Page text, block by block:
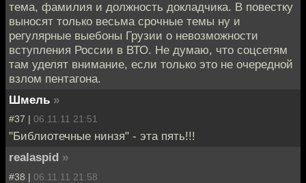
тема, фамилия и должность докладчика. В повестку
выносят только весьма срочные темы ну и
регулярные выебоны Грузии о невозможности
вступления России в ВТО. Не думаю, что соцсетям
там уделят внимание, если только это не очередной
взлом пентагона.
Шмель »
#37 | 06.11.11 21:51
"Библиотечные нинзя" - эта пять!!!
realaspid »
#38 | 06.11.11 21:58